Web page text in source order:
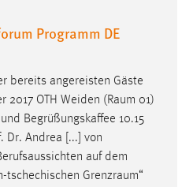
Programm DE
bereits angereisten Gäste
2017 OTH Weiden (Raum 01)
Begrüßungskaffee 10.15
Dr. Andrea [...] von
auf dem
tschechischen Grenzraum“